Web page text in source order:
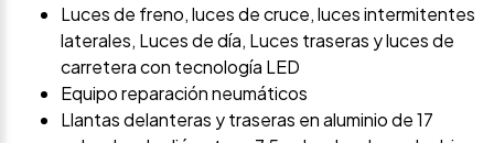
Luces de freno, luces de cruce, luces intermitentes
laterales, Luces de día, Luces traseras y luces de
carretera con tecnología LED
Equipo reparación neumáticos
Llantas delanteras y traseras en aluminio de 17